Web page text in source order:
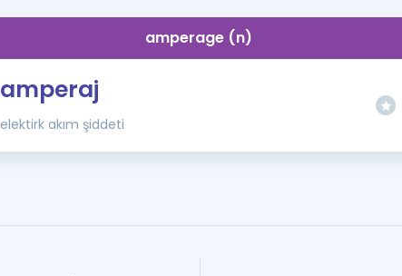
amperage (n)
amperaj
elektirk akım şiddeti